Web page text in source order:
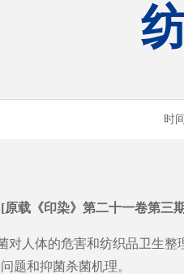
时
载《印染》第二十一卷第三
对人体的危害和纺织品卫生
题和抑菌杀菌机理。